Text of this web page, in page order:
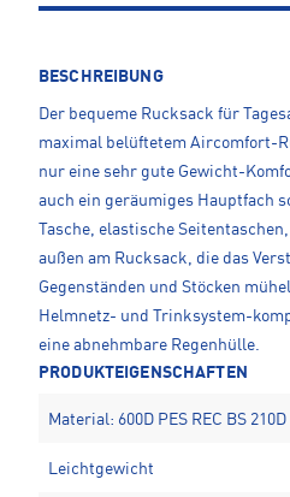
BESCHREIBUNG
Der bequeme Rucksack für
maximal belüftetem Aircomfort-
nur eine sehr gute Gewicht-
auch ein geräumiges Hauptfach
Tasche, elastische
außen am Rucksack, die das
Gegenständen und Stöcken
Helmnetz- und Trinksystem-
eine abnehmbare Regenhülle.
PRODUKTEIGENSCHAFTEN
Material: 600D PES REC BS 210D
Leichtgewicht